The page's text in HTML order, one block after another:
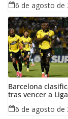
6 de agosto de
Barcelona
tras vencer a
6 de agosto de